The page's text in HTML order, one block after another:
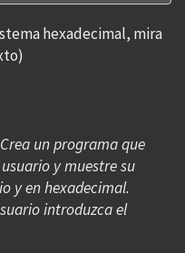
hexadecimal, mira
Crea un programa que
y muestre su
y en hexadecimal.
introduzca el